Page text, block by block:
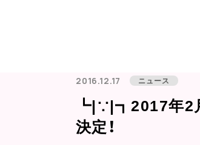
2016.12.17 ニュース
┗|∵|┓2017年2月
決定！